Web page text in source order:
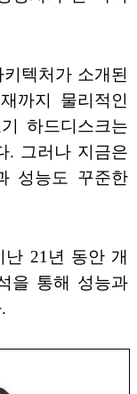
텍처가 소개된
까지 물리적인
하드디스크는
. 그러나 지금은
성능도 꾸준한
난 21년 동안 개
을 통해 성능과